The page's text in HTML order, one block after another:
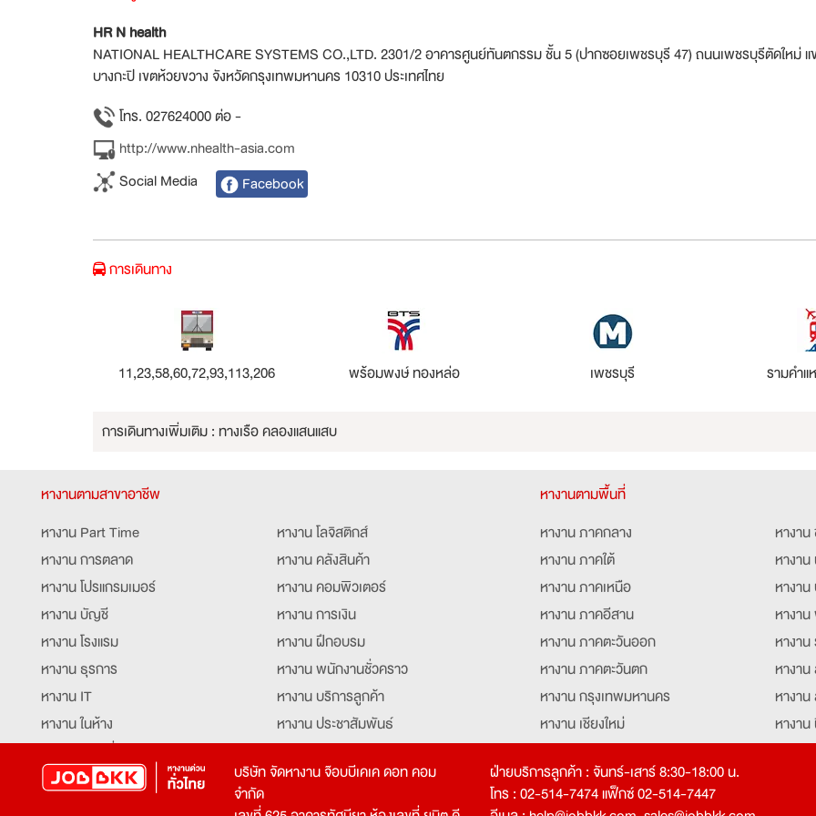
HR N health
NATIONAL HEALTHCARE SYSTEMS CO.,LTD. 2301/2 อาคารศูนย์ทันตกรรม ชั้น 5 (ปากซอยเพชรบุรี 47) ถนนเพชรบุรีตัดใหม่ แ
บางกะปิ เขตห้วยขวาง จังหวัดกรุงเทพมหานคร 10310 ประเทศไทย
โทร. 027624000 ต่อ -
http://www.nhealth-asia.com
Social Media
Facebook
การเดินทาง
11,23,58,60,72,93,113,206 พร้อมพงษ์ ทองหล่อ เพชรบุรี รามคำแ
การเดินทางเพิ่มเติม : ทางเรือ คลองแสนแสบ
หางานตามสาขาอาชีพ
หางาน Part Time
หางาน การตลาด
หางาน โปรแกรมเมอร์
หางาน บัญชี
หางาน โรงแรม
หางาน ธุรการ
หางาน IT
หางาน ในห้าง
หางาน จัดซื้อ
หางาน โลจิสติกส์
หางาน คลังสินค้า
หางาน คอมพิวเตอร์
หางาน การเงิน
หางาน ฝึกอบรม
หางาน พนักงานชั่วคราว
หางาน บริการลูกค้า
หางาน ประชาสัมพันธ์
หางาน ประสานงาน
หางาน จองตั๋ว
หางานตามพื้นที่
หางาน ภาคกลาง
หางาน ภาคใต้
หางาน ภาคเหนือ
หางาน ภาคอีสาน
หางาน ภาคตะวันออก
หางาน ภาคตะวันตก
หางาน กรุงเทพมหานคร
หางาน เชียงใหม่
หางา
หางา
หางา
หางา
หางาน
หางา
หางา
หางา
บริษัท จัดหางาน จ๊อบบีเคเค ดอท คอม
จำกัด
ฝ่ายบริการลูกค้า : จันทร์-เสาร์ 8:30-18:00 น.
โทร : 02-514-7474 แฟ็กซ์ 02-514-7447